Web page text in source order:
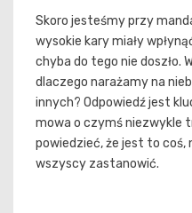
Skoro jesteśmy przy
wysokie kary miały
chyba do tego nie doszło.
dlaczego narażamy na
innych? Odpowiedź jest
mowa o czymś niezwykle
powiedzieć, że jest to coś,
wszyscy zastanowić.